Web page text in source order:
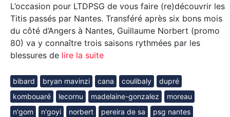
L’occasion pour LTDPSG de vous faire (re)découvrir les
Titis passés par Nantes. Transféré après six bons mois
du côté d’Angers à Nantes, Guillaume Norbert (promo
80) va y connaître trois saisons rythmées par les
blessures de lire la suite
bibard bryan mavinzi cana coulibaly
dupré
kombouaré
lecornu madelaine-gonzalez
moreau
n'gom
n'goyi norbert pereira de sa
psg nantes